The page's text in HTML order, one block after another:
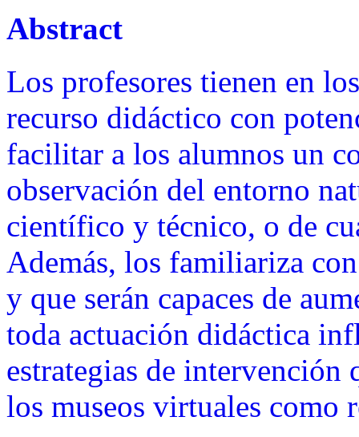
Abstract
Los profesores tienen en
recurso didáctico con
facilitar a los alumnos un
observación del entorno
científico y técnico, o de
Además, los familiariza
y que serán capaces de
toda actuación didáctica
estrategias de
los museos virtuales como